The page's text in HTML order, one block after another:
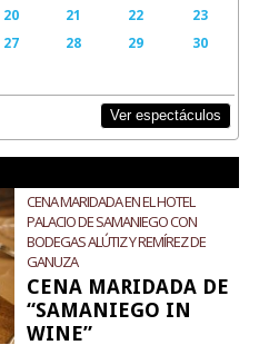
20 21 22
23
27 28 29
30
Ver espectáculos
CENA MARIDADA EN EL HOTEL
PALACIO DE SAMANIEGO CON
BODEGAS ALÚTIZ Y REMÍREZ DE
GANUZA
CENA MARIDADA DE
“SAMANIEGO IN
WINE”